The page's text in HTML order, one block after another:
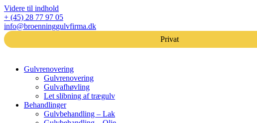
Videre til indhold
+ (45) 28 77 97 05
info@broenninggulvfirma.dk
Privat
Gulvrenovering
Gulvrenovering
Gulvafhøvling
Let slibning af trægulv
Behandlinger
Gulvbehandling – Lak